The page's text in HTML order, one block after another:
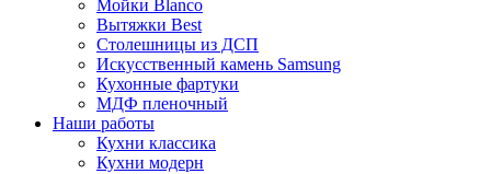
Мойки Blanco
Вытяжки Best
Столешницы из ДСП
Искусственный камень Samsung
Кухонные фартуки
МДФ пленочный
Наши работы
Кухни классика
Кухни модерн